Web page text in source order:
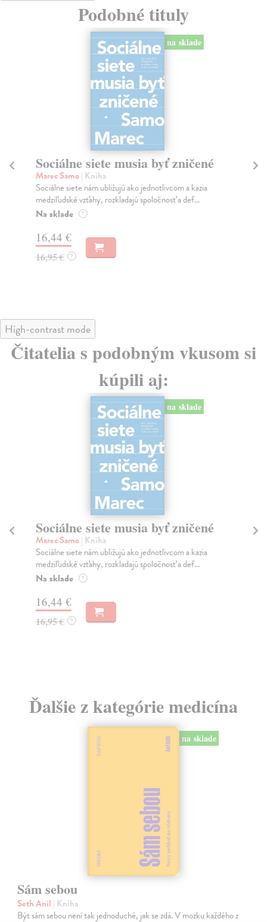
Podobné tituly
na sklade
Sociálne siete musia byť zničené
Marec Samo| Kniha
Sociálne siete nám ubližujú ako jednotlivcom a kazia
medziľudské vzťahy, rozkladajú spoločnosť a def...
Na sklade ?
16,44 €
16,95 € ?
High-contrast mode
Čitatelia s podobným vkusom si
kúpili aj:
na sklade
Sociálne siete musia byť zničené
Marec Samo| Kniha
Sociálne siete nám ubližujú ako jednotlivcom a kazia
medziľudské vzťahy, rozkladajú spoločnosť a def...
Na sklade ?
16,44 €
16,95 € ?
Ďalšie z kategórie medicína
na sklade
Sám sebou
Seth Anil | Kniha
Být sám sebou není tak jednoduché, jak se zdá. V mozku každého z